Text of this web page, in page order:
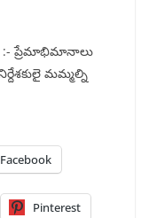
:- ప్రేమాభిమానాలు
మమ్మల్ని
Facebook
Pinterest